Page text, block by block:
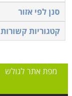
סנן לפי אזור
קטגוריות קשורות
מפת אתר לגולש